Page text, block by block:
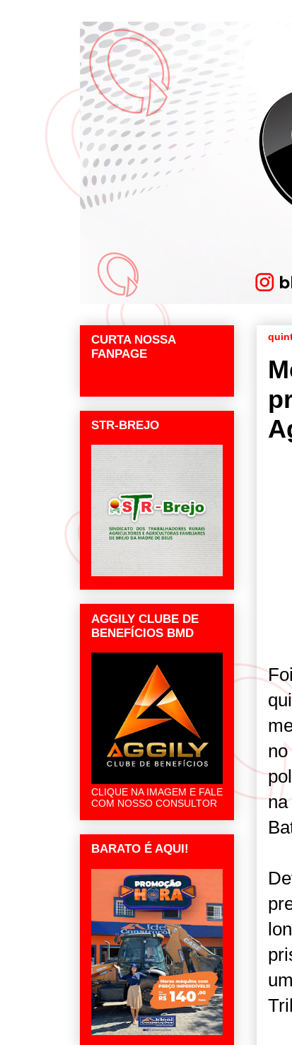
CURTA NOSSA
FANPAGE
STR-BREJO
AGGILY CLUBE DE
BENEFÍCIOS BMD
CLIQUE NA IMAGEM E FALE
COM NOSSO CONSULTOR
BARATO É AQUI!